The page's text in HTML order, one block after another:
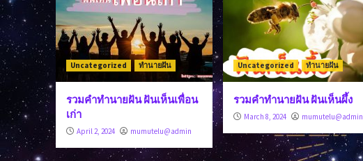
Uncategorized ทำนายฝัน
รวมคำทำนายฝัน ฝันเห็นเพื่อน
เก่า
April 2, 2024 mumutelu@admin
Uncategorized ทำนายฝัน
รวมคำทำนายฝัน ฝันเห็นผึ้ง
March 8, 2024 mumutelu@admin